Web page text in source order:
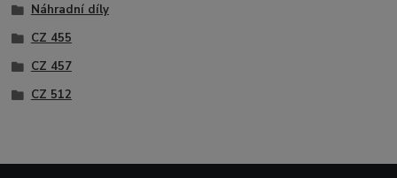
Náhradní díly
CZ 455
CZ 457
CZ 512